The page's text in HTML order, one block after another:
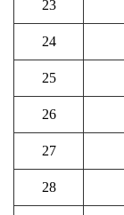
23
24
25
26
27
28